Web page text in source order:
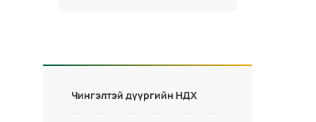
Чингэлтэй дүүргийн НДХ